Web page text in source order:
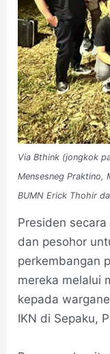
Via Bthink (jongkok
Mensesneg Praktino,
BUMN Erick Thohir
Presiden
dan pesohor
perkembangan
mereka melalui
kepada
IKN di Sepaku,